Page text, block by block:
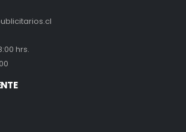
hrs.